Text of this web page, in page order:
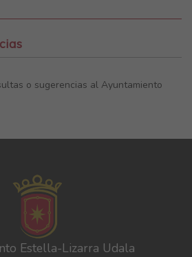
o sugerencias al Ayuntamiento
Estella-Lizarra Udala